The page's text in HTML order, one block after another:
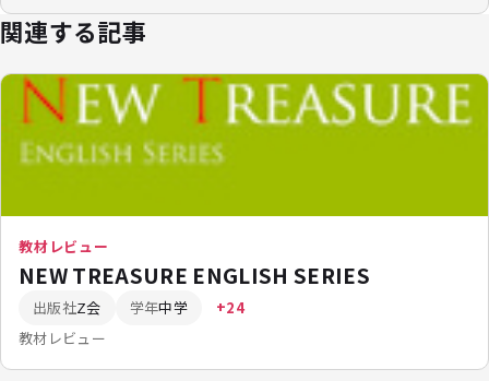
関連する記事
教材レビュー
NEW TREASURE ENGLISH SERIES
出版社Z会 学年中学 +24
教材レビュー